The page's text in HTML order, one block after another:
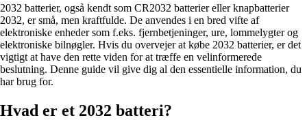
2032 batterier, også kendt som CR2032 batterier eller knapbatterier
2032, er små, men kraftfulde. De anvendes i en bred vifte af
elektroniske enheder som f.eks. fjernbetjeninger, ure, lommelygter og
elektroniske bilnøgler. Hvis du overvejer at købe 2032 batterier, er det
vigtigt at have den rette viden for at træffe en velinformerede
beslutning. Denne guide vil give dig al den essentielle information, du
har brug for.
Hvad er et 2032 batteri?